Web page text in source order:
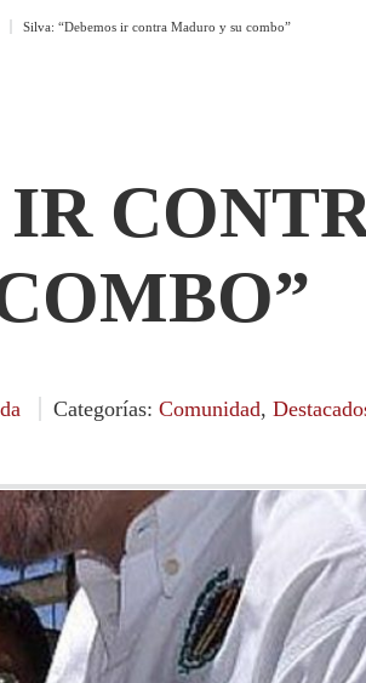
Silva: “Debemos ir contra Maduro y su combo”
Categorías: Comunidad,